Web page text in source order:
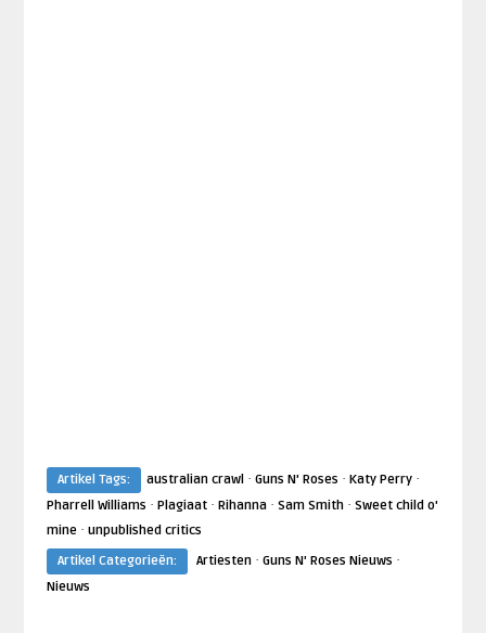
Artikel Tags: australian crawl· Guns N' Roses · Katy Perry·
Pharrell Williams · Plagiaat· Rihanna· Sam Smith· Sweet child o'
mine· unpublished critics
Artikel Categorieën:
Artiesten· Guns N' Roses Nieuws ·
Nieuws